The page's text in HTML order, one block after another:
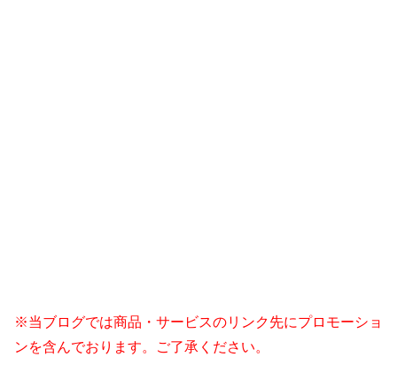
※当ブログでは商品・サービスのリンク先にプロモーショ
ンを含んでおります。ご了承ください。